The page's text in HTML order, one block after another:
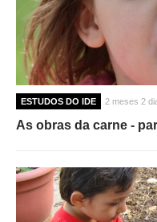
ESTUDOS DO IDE 2 meses 2
As obras da carne -